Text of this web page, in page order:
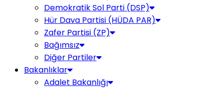
Demokratik Sol Parti (DSP)
Hür Dava Partisi (HÜDA PAR)
Zafer Partisi (ZP)
Bağımsız
Diğer Partiler
Bakanlıklar
Adalet Bakanlığı